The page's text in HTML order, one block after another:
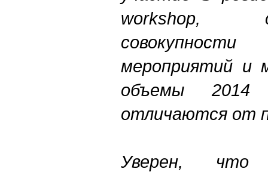
workshop,
мероприятий и
объемы
отличаются от
Уверен, что